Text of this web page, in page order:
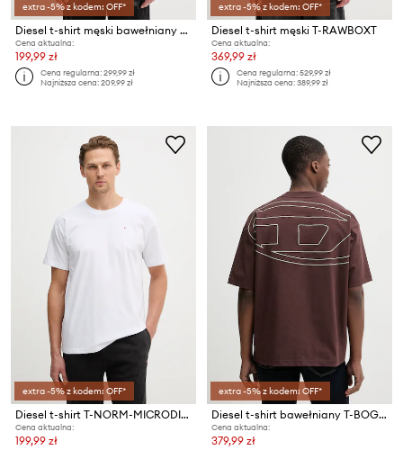
extra -5% z kodem: OFF*
Diesel t-shirt męski bawełniany T-MIEGOR-K77
Cena aktualna:
199,99 zł
Cena regularna:299,99 zł
Najniższa cena:209,99 zł
extra -5% z kodem: OFF*
Diesel t-shirt męski T-RAWBOXT
Cena aktualna:
369,99 zł
Cena regularna:529,99 zł
Najniższa cena:389,99 zł
extra -5% z kodem: OFF*
Diesel t-shirt T-NORM-MICRODIV
Cena aktualna:
199,99 zł
extra -5% z kodem: OFF*
Diesel t-shirt bawełniany T-BOGGY-MEGOVAL-D
Cena aktualna:
379,99 zł